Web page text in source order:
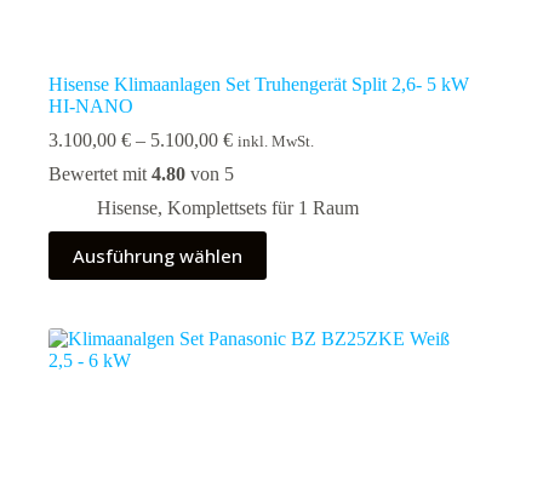
Hisense Klimaanlagen Set Truhengerät Split 2,6- 5 kW
HI-NANO
3.100,00 € – 5.100,00 €Preisspanne:
bis
5.100,00 €
inkl. MwSt.
Bewertet mit 4.80 von 5
Hisense, Komplettsets für 1 Raum
Ausführung wählen
Dieses
Produkt
weist
Varianten
auf.
Die